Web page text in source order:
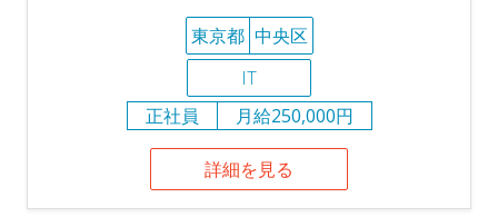
東京都 中央区
IT
正社員
月給250,000円
詳細を見る